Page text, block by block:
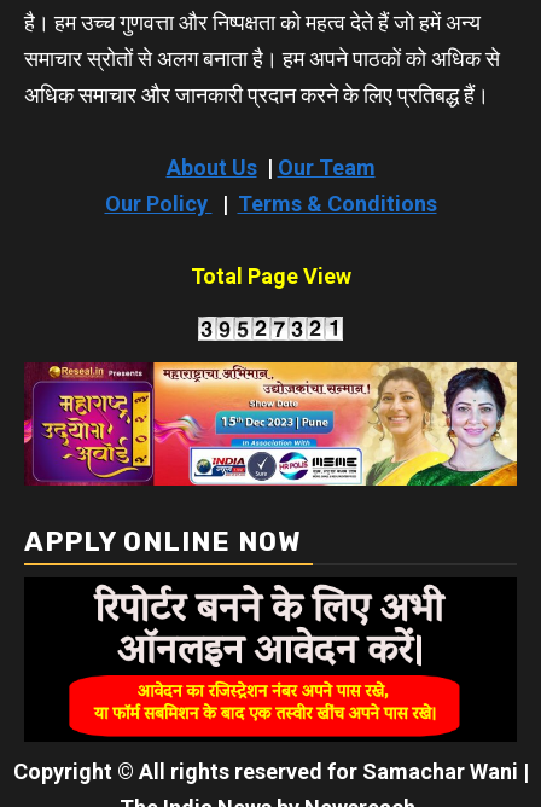
है। हम उच्च गुणवत्ता और निष्पक्षता को महत्व देते हैं जो हमें अन्य
समाचार स्रोतों से अलग बनाता है। हम अपने पाठकों को अधिक से
अधिक समाचार और जानकारी प्रदान करने के लिए प्रतिबद्ध हैं।
About Us| Our Team
Our Policy
| Terms & Conditions
Total Page View
APPLY ONLINE NOW
Copyright © All rights reserved for Samachar Wani |